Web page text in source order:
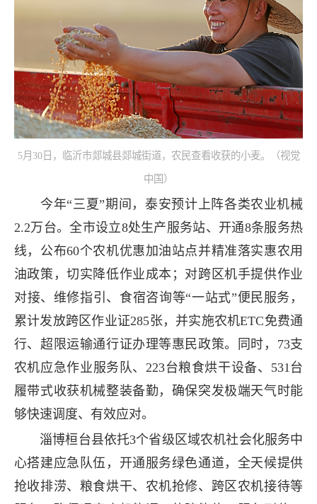
5月30日，临沂市郯城县郯城街道，农民查看收获的小麦。（视觉
中国）
今年“三夏”期间，泰安预计上阵各类农业机械
2.2万台。全市设立8处生产服务站、开通8条服务热
线，公布60个农机优惠加油站点并精准落实惠农用
油政策，切实降低作业成本；对跨区机手提供作业
对接、维修指引、食宿咨询等“一站式”便民服务，
累计发放跨区作业证285张，并实施农机ETC免费通
行、超限运输通行证办理等惠民政策。同时，73支
农机应急作业服务队、223台粮食烘干设备、531台
履带式收获机械整装备勤，确保突发极端天气时能
够快速调度、有效应对。
淄博桓台县依托3个省级区域农机社会化服务中
心搭建应急队伍，开通服务绿色通道，全天候提供
抢收排涝、粮食烘干、农机抢修、跨区农机接待等